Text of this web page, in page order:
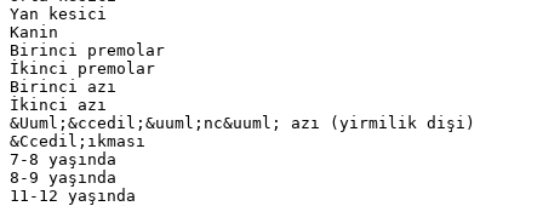
Yan kesici
Kanin
Birinci premolar
İkinci premolar
Birinci azı
İkinci azı
&Uuml;&ccedil;&uuml;nc&uuml; azı (yirmilik dişi)
&Ccedil;ıkması
7-8 yaşında
8-9 yaşında
11-12 yaşında